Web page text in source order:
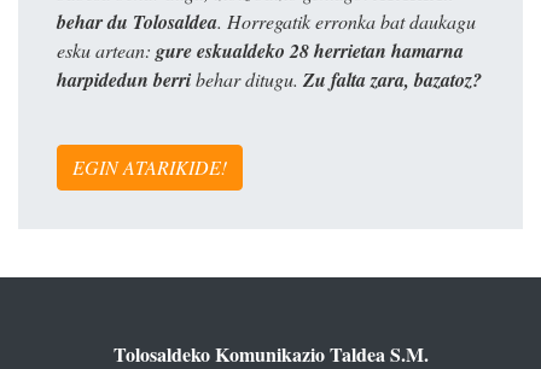
behar du Tolosaldea. Horregatik erronka bat daukagu
esku artean: gure eskualdeko 28 herrietan hamarna
harpidedun berribehar ditugu. Zu falta zara, bazatoz?
EGIN ATARIKIDE!
Tolosaldeko Komunikazio Taldea S.M.